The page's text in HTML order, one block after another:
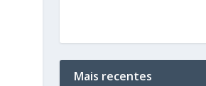
Mais recentes